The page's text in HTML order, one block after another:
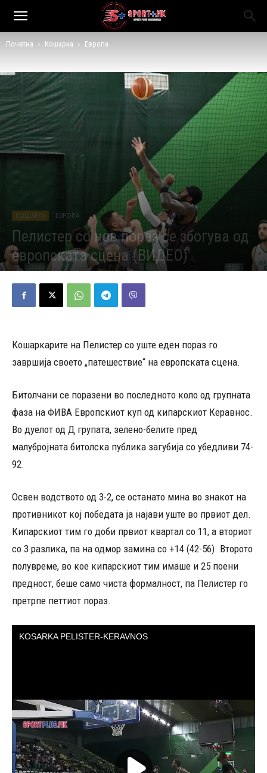
Почетна Кошарка Европа
КОШАРКА ЕВРОПА
Пелистер со нов пораз се збогува од
европската сцена (ВИДЕО)
Објавено од Д.Т. - 19/11/2025 504
Кошаркарите на Пелистер со уште еден пораз го
завршија своето „патешествие“ на европската сцена.
Битолчани се поразени во последното коло од групната
фаза на ФИВА Европскиот куп од кипарскиот Керавнос.
Во дуелот од Д групата, зелено-белите пред
малубројната битолска публика загубија со убедливи 74-
92.
Освен водството од 3-2, се останато мина во знакот на
противникот кој победата ја најави уште во првиот дел.
Кипарскиот тим го доби првиот квартал со 11, а вториот
со 3 разлика, па на одмор замина со +14 (42-56). Второто
полувреме, во кое кипарскиот тим имаше и 25 поени
предност, беше само чиста формалност, па Пелистер го
претрпе петтиот пораз.